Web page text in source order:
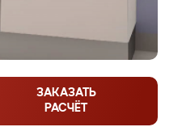
ЗАКАЗАТЬ
РАСЧЁТ